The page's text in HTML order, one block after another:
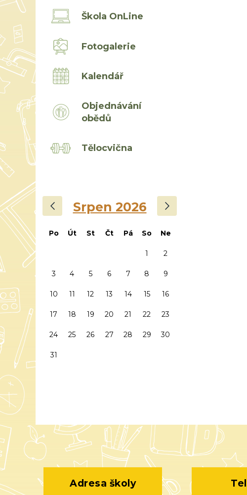
Škola OnLine
Fotogalerie
Kalendář
Objednávání
obědů
Tělocvična
Srpen 2026 ›
Po Út St Čt Pá So Ne
1 2
3 4 5 6 7 8 9
10 11 12 13 14 15 16
17 18 19 20 21 22 23
24 25 26 27 28 29 30
31
Adresa školy